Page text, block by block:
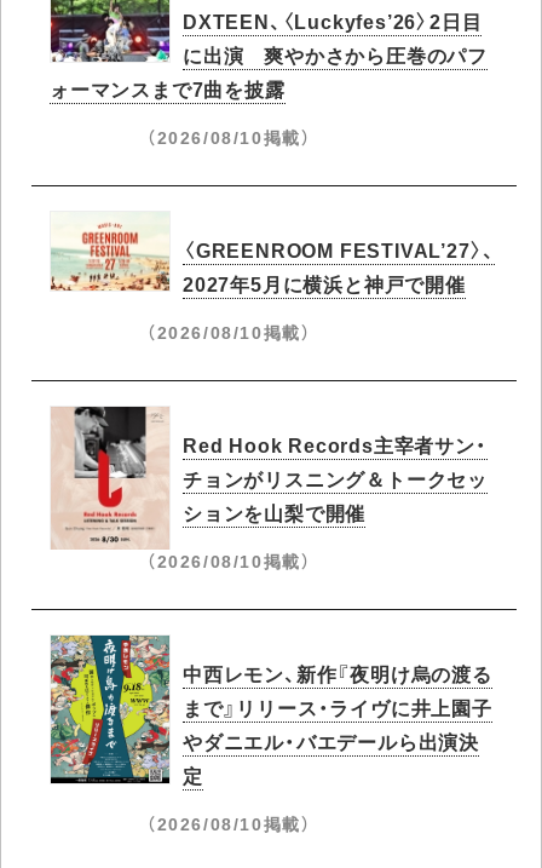
DXTEEN、〈Luckyfes’26〉2日目
に出演 爽やかさから圧巻のパフ
ォーマンスまで7曲を披露
（2026/08/10掲載）
〈GREENROOM FESTIVAL’27〉、
2027年5月に横浜と神戸で開催
（2026/08/10掲載）
Red Hook Records主宰者サン・
チョンがリスニング＆トークセッ
ションを山梨で開催
（2026/08/10掲載）
中西レモン、新作『夜明け烏の渡る
まで』リリース・ライヴに井上園子
やダニエル・バエデールら出演決
定
（2026/08/10掲載）